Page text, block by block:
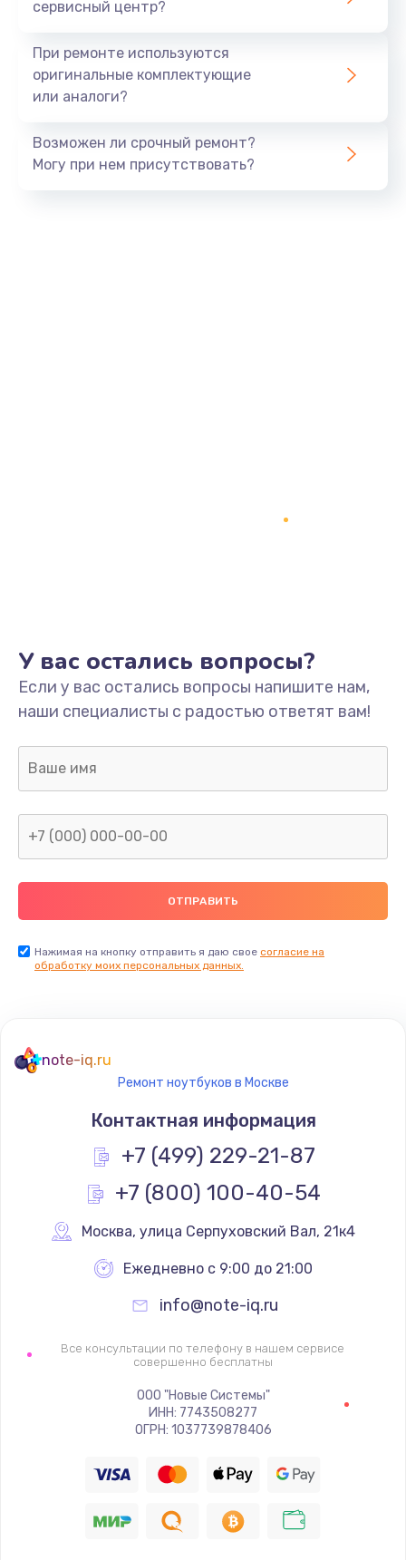
сервисный центр?
При ремонте используются
оригинальные комплектующие
или аналоги?
Возможен ли срочный ремонт?
Могу при нем присутствовать?
У вас остались вопросы?
Если у вас остались вопросы напишите нам,
наши специалисты с радостью ответят вам!
Нажимая на кнопку отправить я даю свое согласие на
обработку моих персональных данных.
note-iq.ru
Ремонт ноутбуков в Москве
Контактная информация
+7 (499) 229-21-87
+7 (800) 100-40-54
Москва, улица Серпуховский Вал, 21к4
Ежедневно с 9:00 до 21:00
info@note-iq.ru
Все консультации по телефону в нашем сервисе
совершенно бесплатны
ООО "Новые Системы"
ИНН: 7743508277
ОГРН: 1037739878406